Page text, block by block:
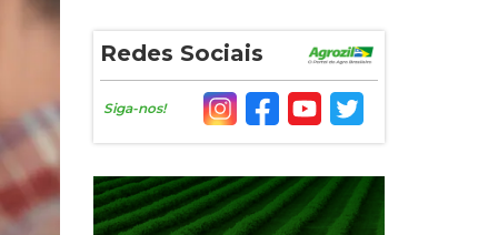
Redes Sociais
Siga-nos!